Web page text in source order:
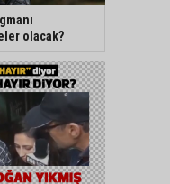
olacak?